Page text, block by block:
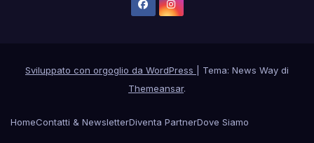
Sviluppato con orgoglio da WordPress
Tema: News Way di
Themeansar.
HomeContatti & NewsletterDiventa PartnerDove Siamo